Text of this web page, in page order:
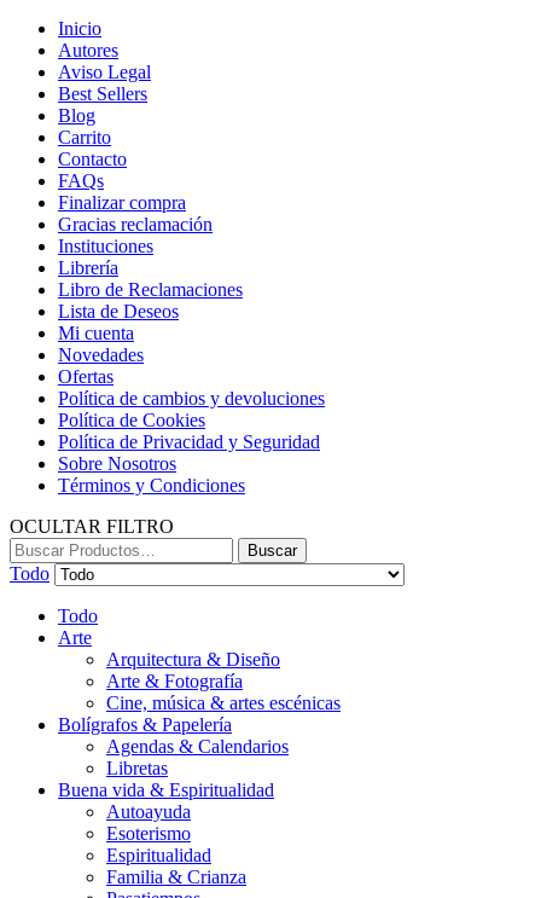
Inicio
Autores
Aviso Legal
Best Sellers
Blog
Carrito
Contacto
FAQs
Finalizar compra
Gracias reclamación
Instituciones
Librería
Libro de Reclamaciones
Lista de Deseos
Mi cuenta
Novedades
Ofertas
Política de cambios y devoluciones
Política de Cookies
Política de Privacidad y Seguridad
Sobre Nosotros
Términos y Condiciones
OCULTAR FILTRO
Buscar:
Buscar
Todo
Todo
Arte
Arquitectura & Diseño
Arte & Fotografía
Cine, música & artes escénicas
Bolígrafos & Papelería
Agendas & Calendarios
Libretas
Buena vida & Espiritualidad
Autoayuda
Esoterismo
Espiritualidad
Familia & Crianza